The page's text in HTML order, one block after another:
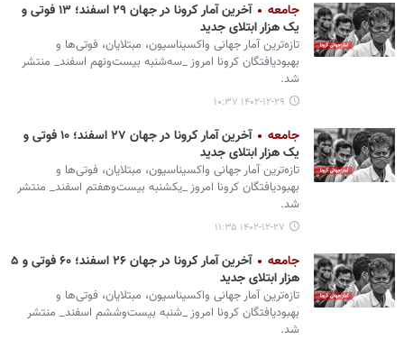
جامعه
آخرین آمار کرونا در جهان ۲۹ اسفند؛ ۱۳ فوتی و
یک هزار ابتلای جدید
تازه‌ترین آمار جهانی واکسیناسیون، مبتلایان، فوتی‌ها و
بهبودیافتگان کرونا امروز _سه‌شنبه بیست‌ونهم اسفند_ منتشر
شد.
۱۴۰۲-۱۲-۲۹ ۱۰:۳۷
جامعه
آخرین آمار کرونا در جهان ۲۷ اسفند؛ ۱۰ فوتی و
یک هزار ابتلای جدید
تازه‌ترین آمار جهانی واکسیناسیون، مبتلایان، فوتی‌ها و
بهبودیافتگان کرونا امروز _یکشنبه بیست‌وهفتم اسفند_ منتشر
شد.
۱۴۰۲-۱۲-۲۷ ۱۱:۳۵
جامعه
آخرین آمار کرونا در جهان ۲۶ اسفند؛ ۶۰ فوتی و ۵
هزار ابتلای جدید
تازه‌ترین آمار جهانی واکسیناسیون، مبتلایان، فوتی‌ها و
بهبودیافتگان کرونا امروز _شنبه بیست‌وششم اسفند_ منتشر
شد.